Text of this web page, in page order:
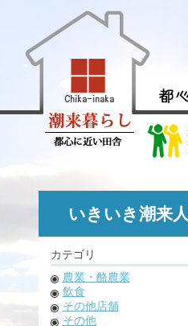
いきいき潮来人
カテゴリ
農業・酪農業
飲食
その他店舗
その他